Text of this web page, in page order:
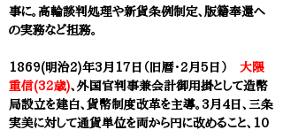
事に。高輪談判処理や新貨条例制定、版籍奉還へ
の実務など担務。
1869(明治2)年3月17日（旧暦・2月5日） 大隈
重信(32歳)、外国官判事兼会計御用掛として造幣
局設立を建白、貨幣制度改革を主導。3月4日、三条
実美に対して通貨単位を両から円に改めること、10